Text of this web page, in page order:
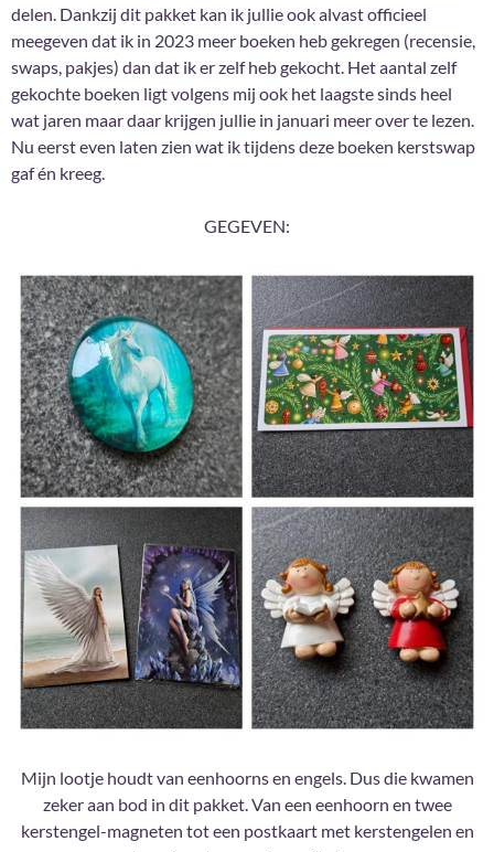
delen. Dankzij dit pakket kan ik jullie ook alvast officieel
meegeven dat ik in 2023 meer boeken heb gekregen (recensie,
swaps, pakjes) dan dat ik er zelf heb gekocht. Het aantal zelf
gekochte boeken ligt volgens mij ook het laagste sinds heel
wat jaren maar daar krijgen jullie in januari meer over te lezen.
Nu eerst even laten zien wat ik tijdens deze boeken kerstswap
gaf én kreeg.
GEGEVEN:
Mijn lootje houdt van eenhoorns en engels. Dus die kwamen
zeker aan bod in dit pakket. Van een eenhoorn en twee
kerstengel-magneten tot een postkaart met kerstengelen en